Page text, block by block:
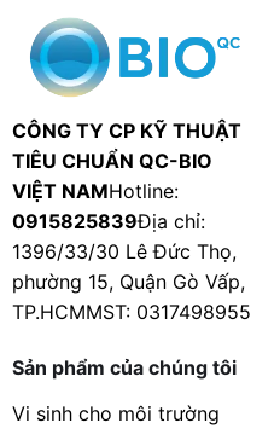
CÔNG TY CP KỸ THUẬT
TIÊU CHUẨN QC-BIO
VIỆT NAMHotline:
0915825839Địa chỉ:
1396/33/30 Lê Đức Thọ,
phường 15, Quận Gò Vấp,
TP.HCMMST: 0317498955
Sản phẩm của chúng tôi
Vi sinh cho môi trường